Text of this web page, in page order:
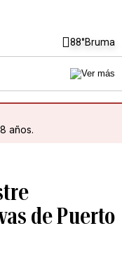
88°Bruma
años.
de Puerto